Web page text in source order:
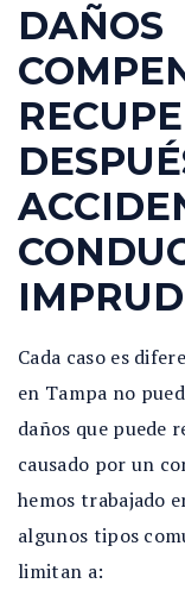
DAÑOS
Cada caso es
en Tampa no
daños que puede
causado por un
hemos trabajado
algunos tipos
limitan a: